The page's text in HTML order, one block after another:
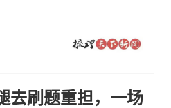
去刷题重担，一场